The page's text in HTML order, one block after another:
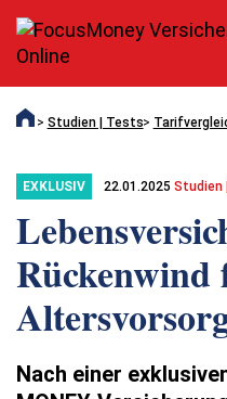
Studien | Tests
EXKLUSIV 22.01.2025 Studien
Rückenwind
Nach einer